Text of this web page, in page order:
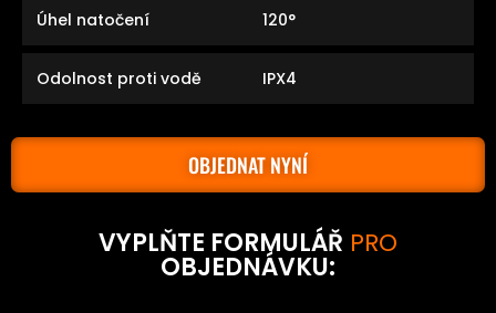
Úhel natočení 120°
Odolnost proti vodě IPX4
OBJEDNAT NYNÍ
VYPLŇTE FORMULÁŘ PRO
OBJEDNÁVKU: